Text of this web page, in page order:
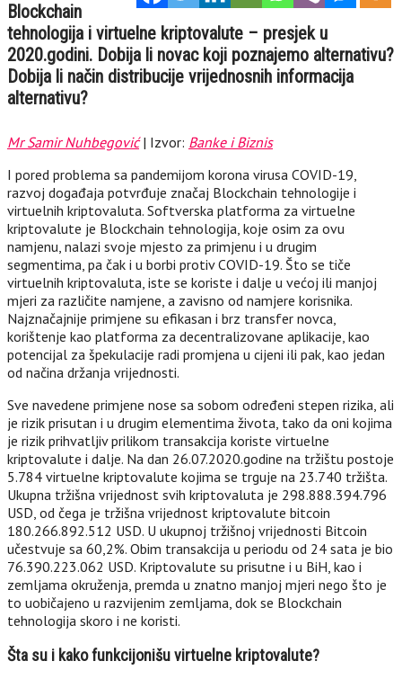
Blockchain
tehnologija i virtuelne kriptovalute – presjek u
2020.godini. Dobija li novac koji poznajemo alternativu?
Dobija li način distribucije vrijednosnih informacija
alternativu?
Mr Samir Nuhbegović| Izvor: Banke i Biznis
I pored problema sa pandemijom korona virusa COVID-19,
razvoj događaja potvrđuje značaj Blockchain tehnologije i
virtuelnih kriptovaluta. Softverska platforma za virtuelne
kriptovalute je Blockchain tehnologija, koje osim za ovu
namjenu, nalazi svoje mjesto za primjenu i u drugim
segmentima, pa čak i u borbi protiv COVID-19. Što se tiče
virtuelnih kriptovaluta, iste se koriste i dalje u većoj ili manjoj
mjeri za različite namjene, a zavisno od namjere korisnika.
Najznačajnije primjene su efikasan i brz transfer novca,
korištenje kao platforma za decentralizovane aplikacije, kao
potencijal za špekulacije radi promjena u cijeni ili pak, kao jedan
od načina držanja vrijednosti.
Sve navedene primjene nose sa sobom određeni stepen rizika, ali
je rizik prisutan i u drugim elementima života, tako da oni kojima
je rizik prihvatljiv prilikom transakcija koriste virtuelne
kriptovalute i dalje. Na dan 26.07.2020.godine na tržištu postoje
5.784 virtuelne kriptovalute kojima se trguje na 23.740 tržišta.
Ukupna tržišna vrijednost svih kriptovaluta je 298.888.394.796
USD, od čega je tržišna vrijednost kriptovalute bitcoin
180.266.892.512 USD. U ukupnoj tržišnoj vrijednosti Bitcoin
učestvuje sa 60,2%. Obim transakcija u periodu od 24 sata je bio
76.390.223.062 USD. Kriptovalute su prisutne i u BiH, kao i
zemljama okruženja, premda u znatno manjoj mjeri nego što je
to uobičajeno u razvijenim zemljama, dok se Blockchain
tehnologija skoro i ne koristi.
Šta su i kako funkcijonišu virtuelne kriptovalute?